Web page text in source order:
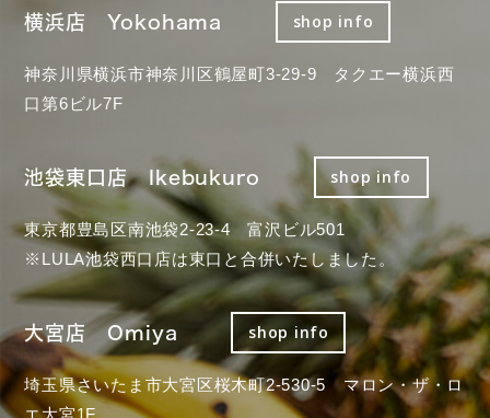
横浜店 Yokohama shop info
神奈川県横浜市神奈川区鶴屋町3-29-9 タクエー横浜西
口第6ビル7F
池袋東口店 Ikebukuro shop info
東京都豊島区南池袋2-23-4 富沢ビル501
※LULA池袋西口店は東口と合併いたしました。
大宮店 Omiya shop info
埼玉県さいたま市大宮区桜木町2-530-5 マロン・ザ・ロ
エ大宮1F